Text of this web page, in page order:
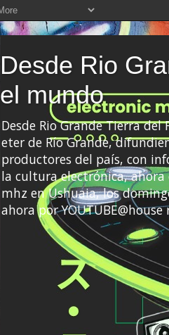
Desde Rio
el mundo
Desde Rio Grande Tierra
eter de Río Grande,
productores del país, con
la cultura electrónica, ahora
mhz en Ushuaia, los
ahora por